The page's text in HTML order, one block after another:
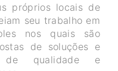
próprios locais de
seu trabalho em
nos quais são
de soluções e
de qualidade e